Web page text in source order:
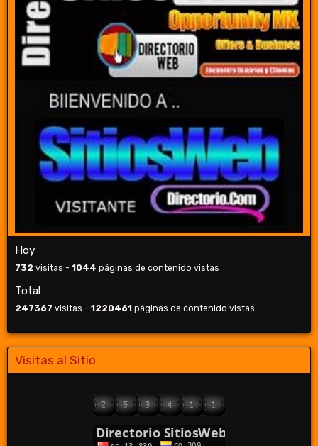
Hoy
732 visitas - 1044 páginas de contenido vistas
Total
247367 visitas - 1220461 páginas de contenido vistas
Visitas al Sitio